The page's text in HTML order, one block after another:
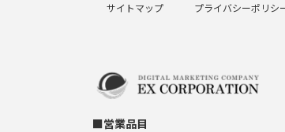
サイトマップ プライバシーポリシ
■営業品目